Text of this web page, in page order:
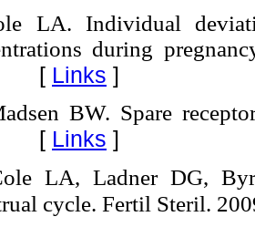
LA. Individual
during
[ Links ]
BW. Spare
[ Links ]
LA, Ladner DG,
cycle. Fertil Steril.